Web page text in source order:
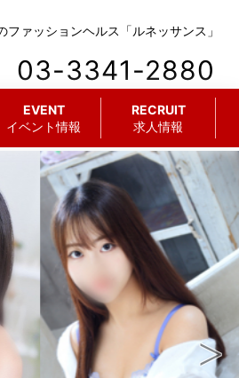
ファッションヘルス「ルネッサンス」
03-3341-2880
EVENT
イベント情報
RECRUIT
求人情報